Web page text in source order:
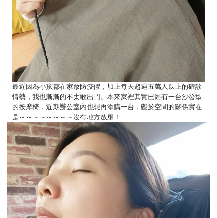
最近因為小孩都在家放防疫假，加上每天超過五萬人以上的確診
情勢，我也漸漸的不太敢出門。本來家裡其實已經有一台沙發型
的按摩椅，近期辦公室內也想再添購一台，礙於空間的關係實在
是～～～～～～～～沒有地方放壓！